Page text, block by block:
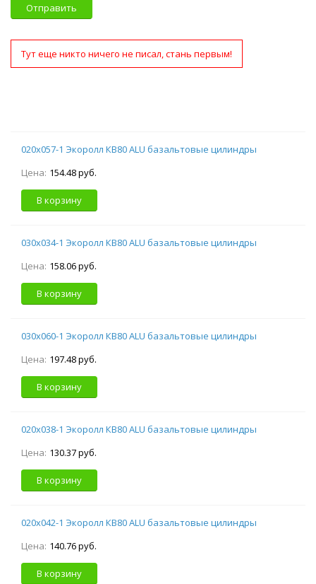
Отправить
Тут еще никто ничего не писал, стань первым!
020х057-1 Экоролл КВ80 ALU базальтовые цилиндры
Цена: 154.48 руб.
В корзину
030х034-1 Экоролл КВ80 ALU базальтовые цилиндры
Цена: 158.06 руб.
В корзину
030х060-1 Экоролл КВ80 ALU базальтовые цилиндры
Цена: 197.48 руб.
В корзину
020х038-1 Экоролл КВ80 ALU базальтовые цилиндры
Цена: 130.37 руб.
В корзину
020х042-1 Экоролл КВ80 ALU базальтовые цилиндры
Цена: 140.76 руб.
В корзину